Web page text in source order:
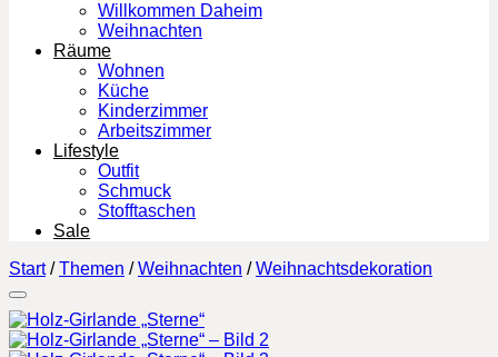
Willkommen Daheim
Weihnachten
Räume
Wohnen
Küche
Kinderzimmer
Arbeitszimmer
Lifestyle
Outfit
Schmuck
Stofftaschen
Sale
Start / Themen / Weihnachten / Weihnachtsdekoration